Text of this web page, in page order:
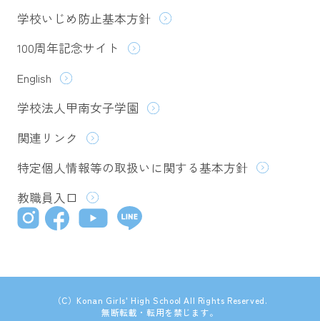
学校いじめ防止基本方針
100周年記念サイト
English
学校法人甲南女子学園
関連リンク
特定個人情報等の取扱いに関する基本方針
教職員入口
（C）Konan Girls' High School All Rights Reserved.
無断転載・転用を禁じます。